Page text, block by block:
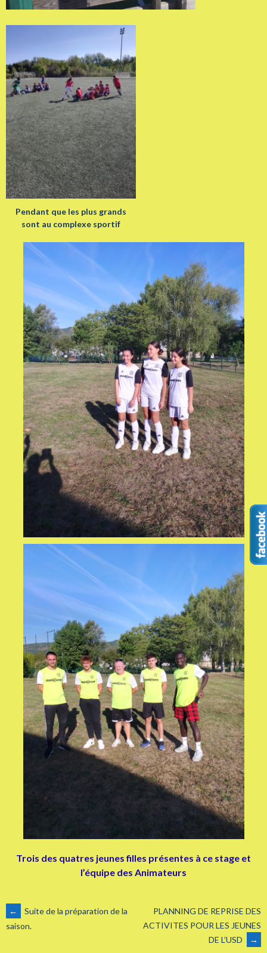
Pendant que les plus grands
sont au complexe sportif
Trois des quatres jeunes filles présentes à ce stage et
l’équipe des Animateurs
NAVIGATION
←
Suite de la préparation de la
saison.
PLANNING DE REPRISE DES
ACTIVITES POUR LES JEUNES
DE L’USD
→